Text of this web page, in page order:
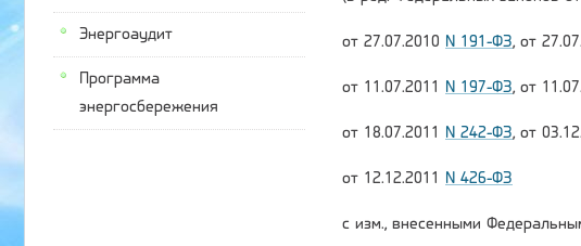
Энергоаудит
Программа
энергосбережения
от 27.07.2010 N 191-ФЗ, от
от 11.07.2011 N 197-ФЗ, от
от 18.07.2011 N 242-ФЗ, от
от 12.12.2011 N 426-ФЗ
с изм., внесенными